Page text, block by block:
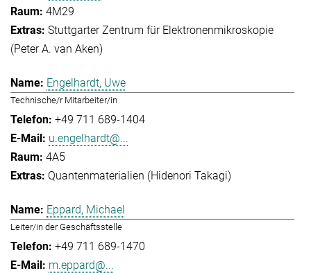
4M29
Stuttgarter Zentrum für Elektronenmikroskopie
(Peter A. van Aken)
Engelhardt, Uwe
Technische/r Mitarbeiter/in
+49 711 689-1404
u.engelhardt@...
4A5
Quantenmaterialien (Hidenori Takagi)
Eppard, Michael
Leiter/in der Geschäftsstelle
+49 711 689-1470
m.eppard@...